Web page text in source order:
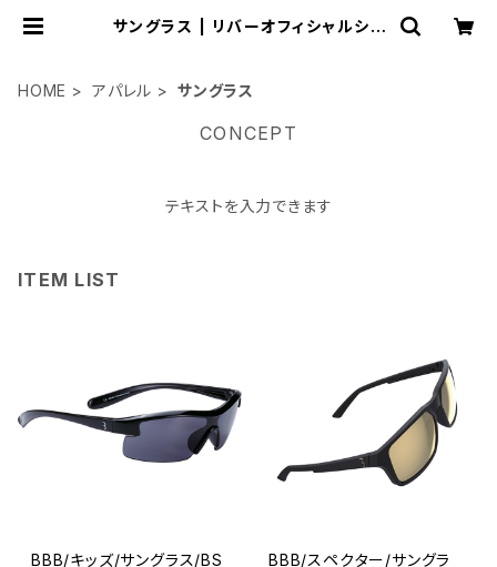
サングラス | リバーオフィシャルショ
HOME アパレル サングラス
CONCEPT
テキストを入力できます
ITEM LIST
BBB/キッズ/サングラス/BS
BBB/スペクター/サングラ